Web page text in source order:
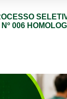
006